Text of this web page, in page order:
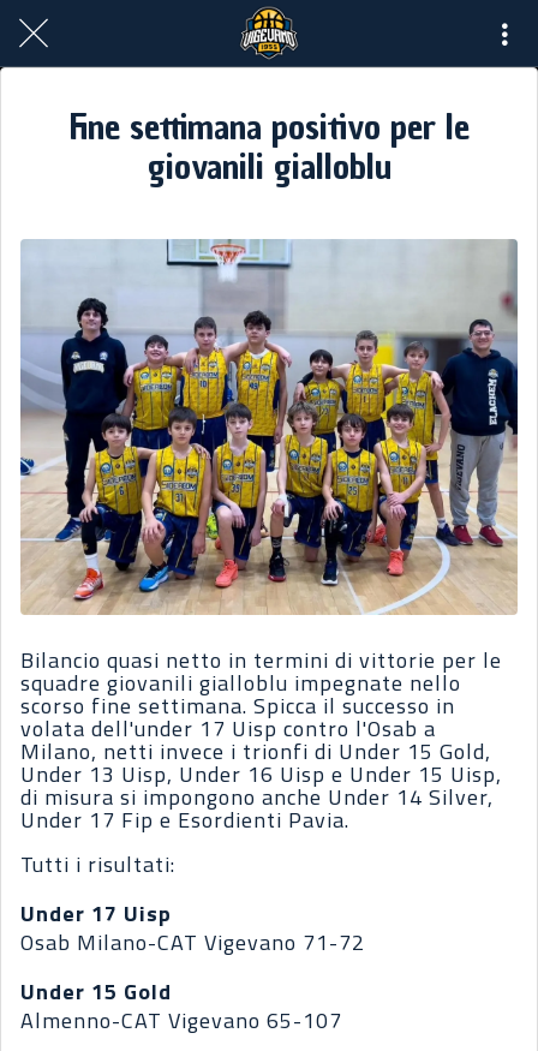
Fine settimana positivo per le
giovanili gialloblu
Bilancio quasi netto in termini di vittorie per le
squadre giovanili gialloblu impegnate nello
scorso fine settimana. Spicca il successo in
volata dell'under 17 Uisp contro l'Osab a
Milano, netti invece i trionfi di Under 15 Gold,
Under 13 Uisp, Under 16 Uisp e Under 15 Uisp,
di misura si impongono anche Under 14 Silver,
Under 17 Fip e Esordienti Pavia.
Tutti i risultati:
Under 17 Uisp
Osab Milano-CAT Vigevano 71-72
Under 15 Gold
Almenno-CAT Vigevano 65-107